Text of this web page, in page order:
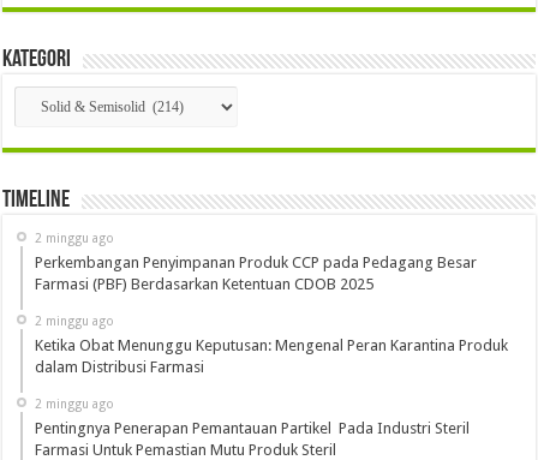
Kategori
Kategori
Timeline
2 minggu ago
Perkembangan Penyimpanan Produk CCP pada Pedagang Besar
Farmasi (PBF) Berdasarkan Ketentuan CDOB 2025
2 minggu ago
Ketika Obat Menunggu Keputusan: Mengenal Peran Karantina Produk
dalam Distribusi Farmasi
2 minggu ago
Pentingnya Penerapan Pemantauan Partikel Pada Industri Steril
Farmasi Untuk Pemastian Mutu Produk Steril